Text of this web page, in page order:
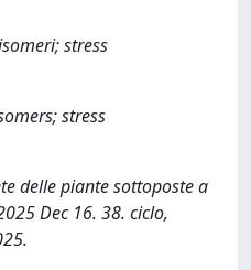
stress
stress
delle piante sottoposte a
Dec 16. 38. ciclo,